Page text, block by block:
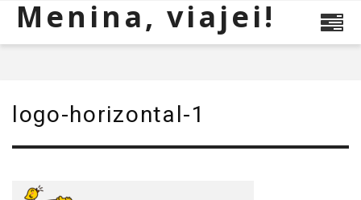
Menina, viajei!
logo-horizontal-1